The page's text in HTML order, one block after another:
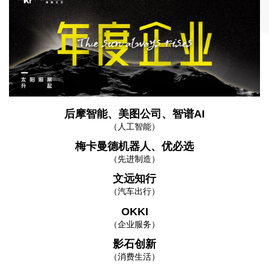
后摩智能、美图公司、智谱AI
（人工智能）
梅卡曼德机器人、优必选
（先进制造）
文远知行
（汽车出行）
OKKI
（企业服务）
影石创新
（消费生活）